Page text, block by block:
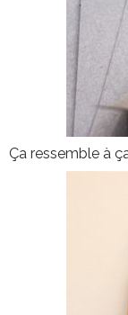
Ça ressemble à